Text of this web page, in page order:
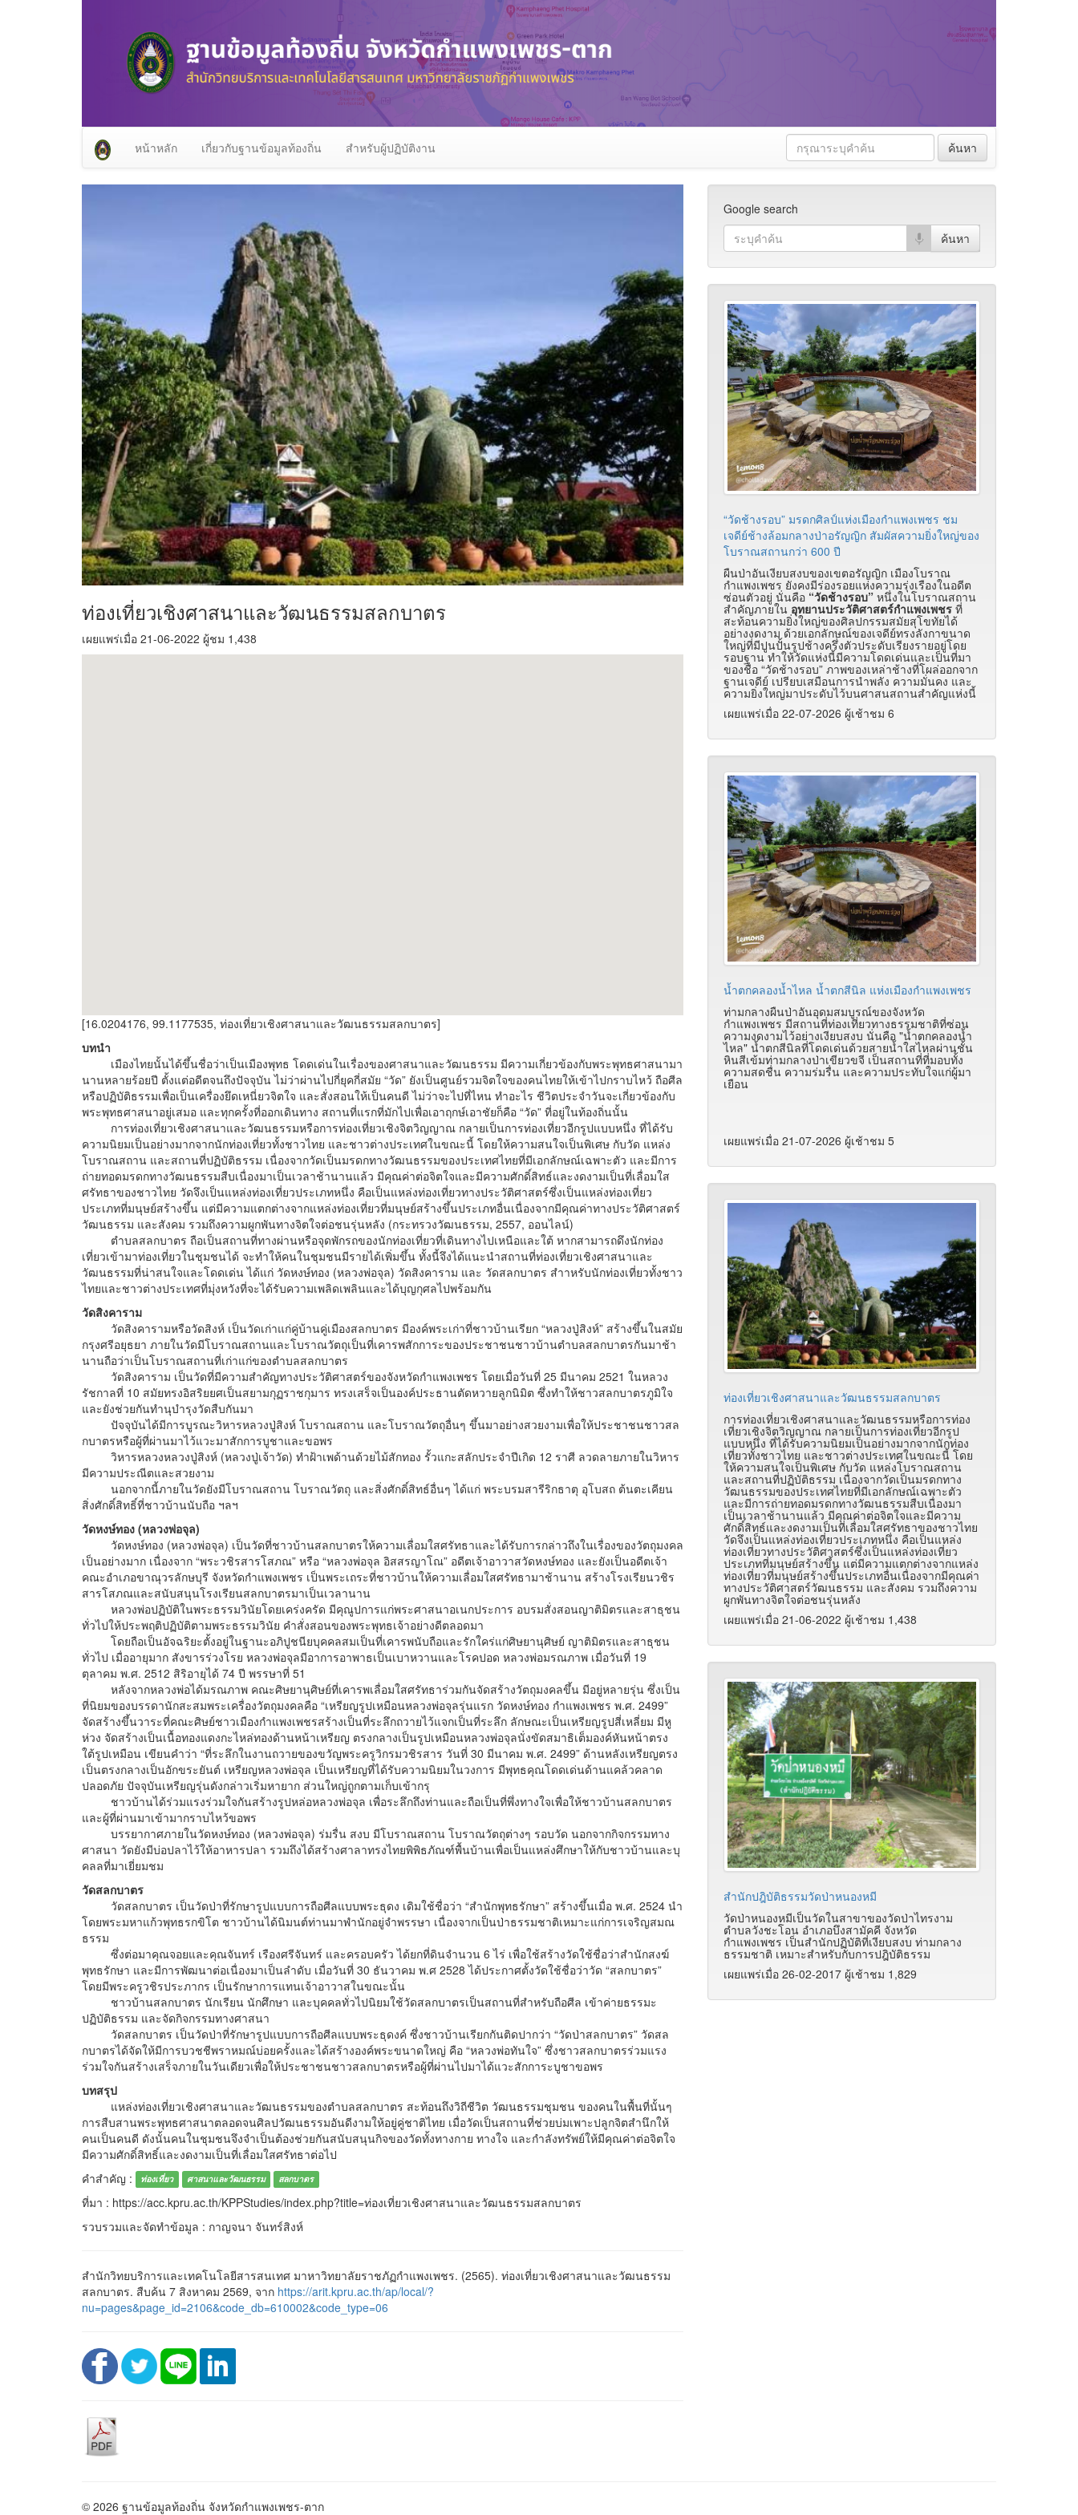
หน้าหลัก เกี่ยวกับฐานข้อมูลท้องถิ่น สำหรับผู้ปฏิบัติงาน ค้นหา
ท่องเที่ยวเชิงศาสนาและวัฒนธรรมสลกบาตร
เผยแพร่เมื่อ 21-06-2022 ผู้ชม 1,438
[16.0204176, 99.1177535, ท่องเที่ยวเชิงศาสนาและวัฒนธรรมสลกบาตร]
บทนำ
เมืองไทยนั้นได้ขึ้นชื่อว่าเป็นเมืองพุทธ โดดเด่นในเรื่องของศาสนาและวัฒนธรรม มีความเกี่ยวข้องกับพระพุทธศาสนามา
นานหลายร้อยปี ตั้งแต่อดีตจนถึงปัจจุบัน ไม่ว่าผ่านไปกี่ยุคกี่สมัย “วัด” ยังเป็นศูนย์รวมจิตใจของคนไทยให้เข้าไปกราบไหว้ ถือศีล
หรือปฏิบัติธรรมเพื่อเป็นเครื่องยึดเหนี่ยวจิตใจ และสั่งสอนให้เป็นคนดี ไม่ว่าจะไปที่ไหน ทำอะไร ชีวิตประจำวันจะเกี่ยวข้องกับ
พระพุทธศาสนาอยู่เสมอ และทุกครั้งที่ออกเดินทาง สถานที่แรกที่มักไปเพื่อเอาฤกษ์เอาชัยก็คือ “วัด” ที่อยู่ในท้องถิ่นนั้น
การท่องเที่ยวเชิงศาสนาและวัฒนธรรมหรือการท่องเที่ยวเชิงจิตวิญญาณ กลายเป็นการท่องเที่ยวอีกรูปแบบหนึ่ง ที่ได้รับ
ความนิยมเป็นอย่างมากจากนักท่องเที่ยวทั้งชาวไทย และชาวต่างประเทศในขณะนี้ โดยให้ความสนใจเป็นพิเศษ กับวัด แหล่ง
โบราณสถาน และสถานที่ปฏิบัติธรรม เนื่องจากวัดเป็นมรดกทางวัฒนธรรมของประเทศไทยที่มีเอกลักษณ์เฉพาะตัว และมีการ
ถ่ายทอดมรดกทางวัฒนธรรมสืบเนื่องมาเป็นเวลาช้านานแล้ว มีคุณค่าต่อจิตใจและมีความศักดิ์สิทธ์และงดงามเป็นที่เลื่อมใส
ศรัทธาของชาวไทย วัดจึงเป็นแหล่งท่องเที่ยวประเภทหนึ่ง คือเป็นแหล่งท่องเที่ยวทางประวัติศาสตร์ซึ่งเป็นแหล่งท่องเที่ยว
ประเภทที่มนุษย์สร้างขึ้น แต่มีความแตกต่างจากแหล่งท่องเที่ยวที่มนุษย์สร้างขึ้นประเภทอื่นเนื่องจากมีคุณค่าทางประวัติศาสตร์
วัฒนธรรม และสังคม รวมถึงความผูกพันทางจิตใจต่อชนรุ่นหลัง (กระทรวงวัฒนธรรม, 2557, ออนไลน์)
ตำบลสลกบาตร ถือเป็นสถานที่ทางผ่านหรือจุดพักรถของนักท่องเที่ยวที่เดินทางไปเหนือและใต้ หากสามารถดึงนักท่อง
เที่ยวเข้ามาท่องเที่ยวในชุมชนได้ จะทำให้คนในชุมชนมีรายได้เพิ่มขึ้น ทั้งนี้จึงได้แนะนำสถานที่ท่องเที่ยวเชิงศาสนาและ
วัฒนธรรมที่น่าสนใจและโดดเด่น ได้แก่ วัดหงษ์ทอง (หลวงพ่อจุล) วัดสิงคาราม และ วัดสลกบาตร สำาหรับนักท่องเที่ยวทั้งชาว
ไทยและชาวต่างประเทศที่มุ่งหวังที่จะได้รับความเพลิดเพลินและได้บุญกุศลไปพร้อมกัน
วัดสิงคาราม
วัดสิงคารามหรือวัดสิงห์ เป็นวัดเก่าแก่คู่บ้านคู่เมืองสลกบาตร มีองค์พระเก่าที่ชาวบ้านเรียก “หลวงปู่สิงห์” สร้างขึ้นในสมัย
กรุงศรีอยุธยา ภายในวัดมีโบราณสถานและโบราณวัตถุเป็นที่เคารพสักการะของประชาชนชาวบ้านตำบลสลกบาตรกันมาช้า
นานถือว่าเป็นโบราณสถานที่เก่าแก่ของตำบลสลกบาตร
วัดสิงคาราม เป็นวัดที่มีความสำคัญทางประวัติศาสตร์ของจังหวัดกำแพงเพชร โดยเมื่อวันที่ 25 มีนาคม 2521 ในหลวง
รัชกาลที่ 10 สมัยทรงอิสริยยศเป็นสยามกุฏราชกุมาร ทรงเสร็จเป็นองค์ประธานตัดหวายลูกนิมิต ซึ่งทำให้ชาวสลกบาตรภูมิใจ
และยังช่วยกันทำนุบำรุงวัดสืบกันมา
ปัจจุบันได้มีการบูรณะวิหารหลวงปู่สิงห์ โบราณสถาน และโบราณวัตถุอื่นๆ ขึ้นมาอย่างสวยงามเพื่อให้ประชาชนชาวสล
กบาตรหรือผู้ที่ผ่านมาไว้แวะมาสักการบูชาและขอพร
วิหารหลวงหลวงปู่สิงห์ (หลวงปู่เจ้าวัด) ทำฝ้าเพด้านด้วยไม้สักทอง รั้วแกะสลักประจำปีเกิด 12 ราศี ลวดลายภายในวิหาร
มีความประณีตและสวยงาม
นอกจากนี้ภายในวัดยังมีโบราณสถาน โบราณวัตถุ และสิ่งศักดิ์สิทธ์อื่นๆ ได้แก่ พระบรมสารีริกธาตุ อุโบสถ ต้นตะเคียน
สิ่งศักดิ์สิทธิ์ที่ชาวบ้านนับถือ ฯลฯ
วัดหงษ์ทอง (หลวงพ่อจุล)
วัดหงษ์ทอง (หลวงพ่อจุล) เป็นวัดที่ชาวบ้านสลกบาตรให้ความเลื่อมใสศรัทธาและได้รับการกล่าวถึงในเรื่องของวัตถุมงคล
เป็นอย่างมาก เนื่องจาก “พระวชิรสารโสภณ” หรือ “หลวงพ่อจุล อิสสรญาโณ” อดีตเจ้าอาวาสวัดหงษ์ทอง และยังเป็นอดีตเจ้า
คณะอำเภอขาณุวรลักษบุรี จังหวัดกำแพงเพชร เป็นพระเถระที่ชาวบ้านให้ความเลื่อมใสศรัทธามาช้านาน สร้างโรงเรียนวชิร
สารโสภณและสนับสนุนโรงเรียนสลกบาตรมาเป็นเวลานาน
หลวงพ่อปฏิบัติในพระธรรมวินัยโดยเคร่งครัด มีคุณูปการแก่พระศาสนาอเนกประการ อบรมสั่งสอนญาติมิตรและสาธุชน
ทั่วไปให้ประพฤติปฏิบัติตามพระธรรมวินัย คำสั่งสอนของพระพุทธเจ้าอย่างดีตลอดมา
โดยถือเป็นอัจฉริยะตั้งอยู่ในฐานะอภิปูชนียบุคคลสมเป็นที่เคารพนับถือและรักใคร่แก่ศิษยานุศิษย์ ญาติมิตรและสาธุชน
ทั่วไป เมื่ออายุมาก สังขารร่วงโรย หลวงพ่อจุลมีอาการอาพาธเป็นเบาหวานและโรคปอด หลวงพ่อมรณภาพ เมื่อวันที่ 19
ตุลาคม พ.ศ. 2512 สิริอายุได้ 74 ปี พรรษาที่ 51
หลังจากหลวงพ่อได้มรณภาพ คณะศิษยานุศิษย์ที่เคารพเลื่อมใสศรัทธาร่วมกันจัดสร้างวัตถุมงคลขึ้น มีอยู่หลายรุ่น ซึ่งเป็น
ที่นิยมของบรรดานักสะสมพระเครื่องวัตถุมงคลคือ “เหรียญรูปเหมือนหลวงพ่อจุลรุ่นแรก วัดหงษ์ทอง กำแพงเพชร พ.ศ. 2499”
จัดสร้างขึ้นวาระที่คณะศิษย์ชาวเมืองกำแพงเพชรสร้างเป็นที่ระลึกถวายไว้แจกเป็นที่ระลึก ลักษณะเป็นเหรียญรูปสี่เหลี่ยม มีหู
ห่วง จัดสร้างเป็นเนื้อทองแดงกะไหล่ทองด้านหน้าเหรียญ ตรงกลางเป็นรูปเหมือนหลวงพ่อจุลนั่งขัดสมาธิเต็มองค์หันหน้าตรง
ใต้รูปเหมือน เขียนคำว่า “ที่ระลึกในงานถวายของขวัญพระครูวิกรมวชิรสาร วันที่ 30 มีนาคม พ.ศ. 2499” ด้านหลังเหรียญตรง
เป็นตรงกลางเป็นอักขระยันต์ เหรียญหลวงพ่อจุล เป็นเหรียญที่ได้รับความนิยมในวงการ มีพุทธคุณโดดเด่นด้านแคล้วคลาด
ปลอดภัย ปัจจุบันเหรียญรุ่นดังกล่าวเริ่มหายาก ส่วนใหญ่ถูกตามเก็บเข้ากรุ
ชาวบ้านได้ร่วมแรงร่วมใจกันสร้างรูปหล่อหลวงพ่อจุล เพื่อระลึกถึงท่านและถือเป็นที่พึ่งทางใจเพื่อให้ชาวบ้านสลกบาตร
และผู้ที่ผ่านมาเข้ามากราบไหว้ขอพร
บรรยากาศภายในวัดหงษ์ทอง (หลวงพ่อจุล) ร่มรื่น สงบ มีโบราณสถาน โบราณวัตถุต่างๆ รอบวัด นอกจากกิจกรรมทาง
ศาสนา วัดยังมีบ่อปลาไว้ให้อาหารปลา รวมถึงได้สร้างศาลาทรงไทยพิพิธภัณฑ์พื้นบ้านเพื่อเป็นแหล่งศึกษาให้กับชาวบ้านและบุ
คลลที่มาเยี่ยมชม
วัดสลกบาตร
วัดสลกบาตร เป็นวัดป่าที่รักษารูปแบบการถือศีลแบบพระธุดง เดิมใช้ชื่อว่า “สำนักพุทธรักษา” สร้างขึ้นเมื่อ พ.ศ. 2524 นำ
โดยพระมหาแก้วพุทธรกขิโต ชาวบ้านได้นิมนต์ท่านมาพำนักอยู่จำพรรษา เนื่องจากเป็นป่าธรรมชาติเหมาะแก่การเจริญสมณ
ธรรม
ซึ่งต่อมาคุณจอยและคุณจันทร์ เรืองศรีจันทร์ และครอบครัว ได้ยกที่ดินจำนวน 6 ไร่ เพื่อใช้สร้างวัดใช้ชื่อว่าสำนักสงฆ์
พุทธรักษา และมีการพัฒนาต่อเนื่องมาเป็นลำดับ เมื่อวันที่ 30 ธันวาคม พ.ศ 2528 ได้ประกาศตั้งวัดใช้ชื่อว่าวัด “สลกบาตร”
โดยมีพระครูวชิรประภากร เป็นรักษาการแทนเจ้าอาวาสในขณะนั้น
ชาวบ้านสลกบาตร นักเรียน นักศึกษา และบุคคลทั่วไปนิยมใช้วัดสลกบาตรเป็นสถานที่สำหรับถือศีล เข้าค่ายธรรมะ
ปฏิบัติธรรม และจัดกิจกรรมทางศาสนา
วัดสลกบาตร เป็นวัดป่าที่รักษารูปแบบการถือศีลแบบพระธุดงค์ ซึ่งชาวบ้านเรียกกันติดปากว่า “วัดป่าสลกบาตร” วัดสล
กบาตรได้จัดให้มีการบวชชีพราหมณ์บ่อยครั้งและได้สร้างองค์พระขนาดใหญ่ คือ “หลวงพ่อทันใจ” ซึ่งชาวสลกบาตรร่วมแรง
ร่วมใจกันสร้างเสร็จภายในวันเดียวเพื่อให้ประชาชนชาวสลกบาตรหรือผู้ที่ผ่านไปมาได้แวะสักการะบูชาขอพร
บทสรุป
แหล่งท่องเที่ยวเชิงศาสนาและวัฒนธรรมของตำบลสลกบาตร สะท้อนถึงวิถีชีวิต วัฒนธรรมชุมชน ของคนในพื้นที่นั้นๆ
การสืบสานพระพุทธศาสนาตลอดจนศิลปวัฒนธรรมอันดีงามให้อยู่คู่ชาติไทย เมื่อวัดเป็นสถานที่ช่วยบ่มเพาะปลูกจิตสำนึกให้
คนเป็นคนดี ดังนั้นคนในชุมชนจึงจำเป็นต้องช่วยกันสนับสนุนกิจของวัดทั้งทางกาย ทางใจ และกำลังทรัพย์ให้มีคุณค่าต่อจิตใจ
มีความศักดิ์สิทธิ์และงดงามเป็นที่เลื่อมใสศรัทธาต่อไป
คำสำคัญ :
ท่องเที่ยว ศาสนาและวัฒนธรรม สลกบาตร
ที่มา : https://acc.kpru.ac.th/KPPStudies/index.php?title=ท่องเที่ยวเชิงศาสนาและวัฒนธรรมสลกบาตร
รวบรวมและจัดทำข้อมูล : กาญจนา จันทร์สิงห์
สำนักวิทยบริการและเทคโนโลยีสารสนเทศ มาหาวิทยาลัยราชภัฏกำแพงเพชร. (2565). ท่องเที่ยวเชิงศาสนาและวัฒนธรรม
สลกบาตร. สืบค้น 7 สิงหาคม 2569, จาก https://arit.kpru.ac.th/ap/local/?
nu=pages&page_id=2106&code_db=610002&code_type=06
Google search
“วัดช้างรอบ” มรดกศิลป์แห่งเมืองกำแพงเพชร ชม
เจดีย์ช้างล้อมกลางป่าอรัญญิก สัมผัสความยิ่งใหญ่ของ
โบราณสถานกว่า 600 ปี
ผืนป่าอันเงียบสงบของเขตอรัญญิก เมืองโบราณ
กำแพงเพชร ยังคงมีร่องรอยแห่งความรุ่งเรืองในอดีต
ซ่อนตัวอยู่ นั่นคือ “วัดช้างรอบ” หนึ่งในโบราณสถาน
สำคัญภายใน อุทยานประวัติศาสตร์กำแพงเพชร ที่
สะท้อนความยิ่งใหญ่ของศิลปกรรมสมัยสุโขทัยได้
อย่างงดงาม ด้วยเอกลักษณ์ของเจดีย์ทรงลังกาขนาด
ใหญ่ที่มีปูนปั้นรูปช้างครึ่งตัวประดับเรียงรายอยู่โดย
รอบฐาน ทำให้วัดแห่งนี้มีความโดดเด่นและเป็นที่มา
ของชื่อ “วัดช้างรอบ” ภาพของเหล่าช้างที่โผล่ออกจาก
ฐานเจดีย์ เปรียบเสมือนการนำพลัง ความมั่นคง และ
ความยิ่งใหญ่มาประดับไว้บนศาสนสถานสำคัญแห่งนี้
เผยแพร่เมื่อ 22-07-2026 ผู้เช้าชม 6
น้ำตกคลองน้ำไหล น้ำตกสีนิล แห่งเมืองกำแพงเพชร
ท่ามกลางผืนป่าอันอุดมสมบูรณ์ของจังหวัด
กำแพงเพชร มีสถานที่ท่องเที่ยวทางธรรมชาติที่ซ่อน
ความงดงามไว้อย่างเงียบสงบ นั่นคือ "น้ำตกคลองน้ำ
ไหล" น้ำตกสีนิลที่โดดเด่นด้วยสายน้ำใสไหลผ่านชั้น
หินสีเข้มท่ามกลางป่าเขียวขจี เป็นสถานที่ที่มอบทั้ง
ความสดชื่น ความร่มรื่น และความประทับใจแก่ผู้มา
เยือน
เผยแพร่เมื่อ 21-07-2026 ผู้เช้าชม 5
ท่องเที่ยวเชิงศาสนาและวัฒนธรรมสลกบาตร
การท่องเที่ยวเชิงศาสนาและวัฒนธรรมหรือการท่อง
เที่ยวเชิงจิตวิญญาณ กลายเป็นการท่องเที่ยวอีกรูป
แบบหนึ่ง ที่ได้รับความนิยมเป็นอย่างมากจากนักท่อง
เที่ยวทั้งชาวไทย และชาวต่างประเทศในขณะนี้ โดย
ให้ความสนใจเป็นพิเศษ กับวัด แหล่งโบราณสถาน
และสถานที่ปฏิบัติธรรม เนื่องจากวัดเป็นมรดกทาง
วัฒนธรรมของประเทศไทยที่มีเอกลักษณ์เฉพาะตัว
และมีการถ่ายทอดมรดกทางวัฒนธรรมสืบเนื่องมา
เป็นเวลาช้านานแล้ว มีคุณค่าต่อจิตใจและมีความ
ศักดิ์สิทธ์และงดงามเป็นที่เลื่อมใสศรัทธาของชาวไทย
วัดจึงเป็นแหล่งท่องเที่ยวประเภทหนึ่ง คือเป็นแหล่ง
ท่องเที่ยวทางประวัติศาสตร์ซึ่งเป็นแหล่งท่องเที่ยว
ประเภทที่มนุษย์สร้างขึ้น แต่มีความแตกต่างจากแหล่ง
ท่องเที่ยวที่มนุษย์สร้างขึ้นประเภทอื่นเนื่องจากมีคุณค่า
ทางประวัติศาสตร์วัฒนธรรม และสังคม รวมถึงความ
ผูกพันทางจิตใจต่อชนรุ่นหลัง
เผยแพร่เมื่อ 21-06-2022 ผู้เช้าชม 1,438
สำนักปฎิบัติธรรมวัดป่าหนองหมี
วัดป่าหนองหมีเป็นวัดในสาขาของวัดป่าไทรงาม
ตำบลวังชะโอน อำเภอบึงสามัคคี จังหวัด
กำแพงเพชร เป็นสำนักปฏิบัติที่เงียบสงบ ท่ามกลาง
ธรรมชาติ เหมาะสำหรับกับการปฎิบัติธรรม
เผยแพร่เมื่อ 26-02-2017 ผู้เช้าชม 1,829
© 2026 ฐานข้อมูลท้องถิ่น จังหวัดกำแพงเพชร-ตาก